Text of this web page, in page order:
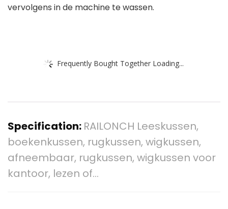
vervolgens in de machine te wassen.
Frequently Bought Together Loading...
Specification: RAILONCH Leeskussen,
boekenkussen, rugkussen, wigkussen,
afneembaar, rugkussen, wigkussen voor
kantoor, lezen of…